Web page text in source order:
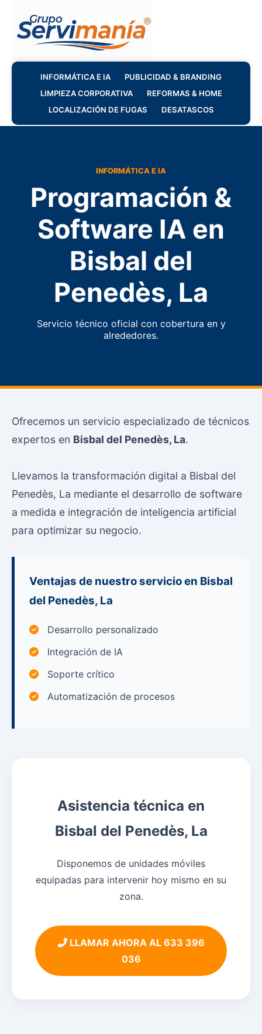
INFORMÁTICA E IA
PUBLICIDAD & BRANDING
LIMPIEZA CORPORATIVA
REFORMAS & HOME
LOCALIZACIÓN DE FUGAS
DESATASCOS
INFORMÁTICA E IA
Programación &
Software IA en
Bisbal del
Penedès, La
Servicio técnico oficial con cobertura en y
alrededores.
Ofrecemos un servicio especializado de técnicos
expertos en Bisbal del Penedès, La.
Llevamos la transformación digital a Bisbal del
Penedès, La mediante el desarrollo de software
a medida e integración de inteligencia artificial
para optimizar su negocio.
Ventajas de nuestro servicio en Bisbal
del Penedès, La
Desarrollo personalizado
Integración de IA
Soporte crítico
Automatización de procesos
Asistencia técnica en
Bisbal del Penedès, La
Disponemos de unidades móviles
equipadas para intervenir hoy mismo en su
zona.
LLAMAR AHORA AL 633 396
036